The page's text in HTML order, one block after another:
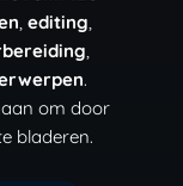
, editing,
,
.
om door
bladeren.